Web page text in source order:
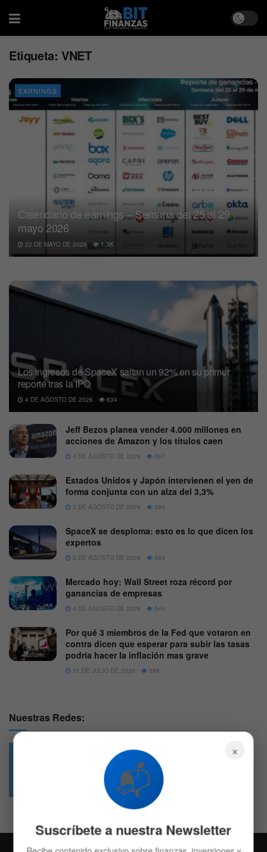
Etiqueta: VNET
EARNINGS
Calendario de earnings – Semana del 25 al 29
mayo 2026
22 DE MAYO DE 2026 1.3K
Los ingresos de SpaceX saltan un 92% en su primer
reporte tras la IPO
4 DE AGOSTO DE 2026 634
Jeff Bezos planea vender 4.000 millones en
acciones de Amazon y los títulos caen
4 DE AGOSTO DE 2026 567
Estados Unidos y Japón intervienen el yen de
forma conjunta con un alza del 3,3%
3 DE AGOSTO DE 2026 595
SpaceX se desploma: esto es lo que dicen los
expertos
5 DE AGOSTO DE 2026 583
Mercado hoy: Wall Street roza récord por
ganancias de empresas
4 DE AGOSTO DE 2026 544
Por qué 3 miembros de la Fed que votaron en
contra dicen que esperar para subir las tasas
podría hacer la inflación mas grave
31 DE JULIO DE 2026 558
Nuestras Redes:
4.7k
Followers
×
📬
Suscríbete a nuestra Newsletter